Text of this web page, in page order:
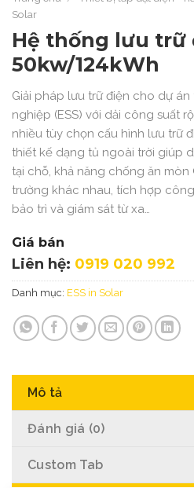
Solar
Hệ thống lưu trữ
50kw/124kWh
Giải pháp lưu trữ điện cho dự
nghiệp (ESS) với dải công suất
nhiều tùy chọn cấu hình lưu trữ
thiết kế dạng tủ ngoài trời giúp
tại chỗ, khả năng chống ăn
trường khác nhau, tích hợp
bảo trì và giám sát từ xa…
Giá bán
Liên hệ: 0919 020 992
Danh mục: ESS in Solar
Mô tả
Đánh giá (0)
Custom Tab